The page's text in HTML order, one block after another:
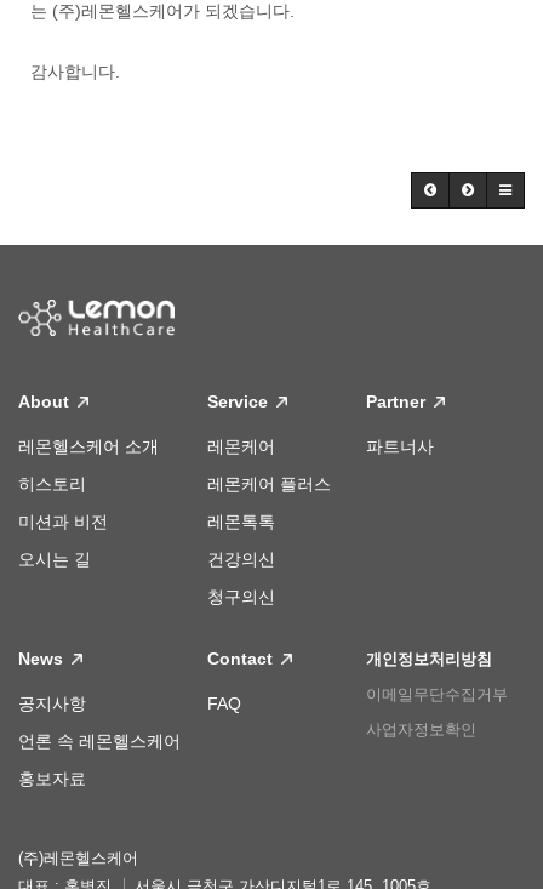
는 (주)레몬헬스케어가 되겠습니다.
감사합니다.
About
레몬헬스케어 소개
히스토리
미션과 비전
오시는 길
Service
레몬케어
레몬케어 플러스
레몬톡톡
건강의신
청구의신
Partner
파트너사
News
공지사항
언론 속 레몬헬스케어
홍보자료
Contact
FAQ
개인정보처리방침
이메일무단수집거부
사업자정보확인
(주)레몬헬스케어